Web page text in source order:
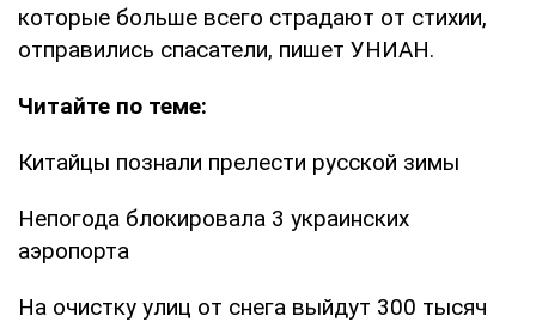
которые больше всего страдают от стихии,
отправились спасатели, пишет УНИАН.
Читайте по теме:
Китайцы познали прелести русской зимы
Непогода блокировала 3 украинских
аэропорта
На очистку улиц от снега выйдут 300 тысяч